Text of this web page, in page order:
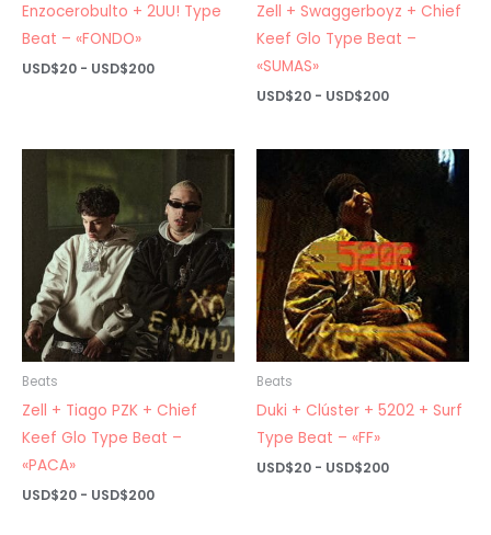
Enzocerobulto + 2UU! Type
Beat – «FONDO»
USD$20 - USD$200Rango
hasta
Zell + Swaggerboyz + Chief
Keef Glo Type Beat –
«SUMAS»
USD$20 - USD$200Rango
desde
USD$20
Beats
Zell + Tiago PZK + Chief
Keef Glo Type Beat –
«PACA»
USD$20 - USD$200Rango
Beats
Duki + Clúster + 5202 + Surf
Type Beat – «FF»
USD$20 - USD$200Rango